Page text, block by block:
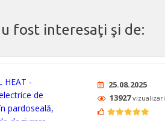
fost interesaţi şi de:
25.08.2025
13927vizualizari